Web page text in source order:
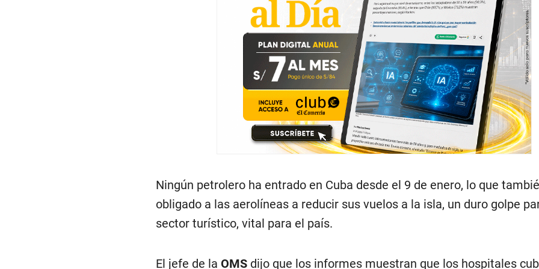
Ningún petrolero ha entrado en Cuba desde el 9 de enero, lo que
obligado a las aerolíneas a reducir sus vuelos a la isla, un duro golpe
sector turístico, vital para el país.
El jefe de la OMSdijo que los informes muestran que los hospitales